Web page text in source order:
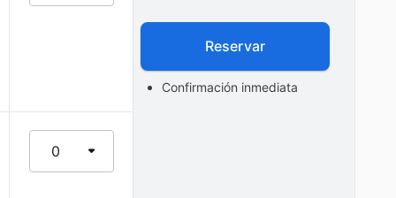
0
Reservar
Confirmación inmediata